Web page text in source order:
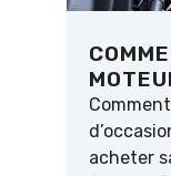
acheter